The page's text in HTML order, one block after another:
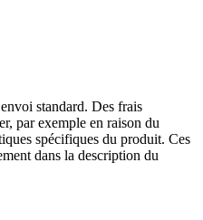
standard. Des frais
par exemple en raison du
spécifiques du produit. Ces
dans la description du